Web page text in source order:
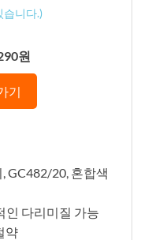
습니다.)
원
기
GC482/20, 혼합색
인 다리미질 가능
약